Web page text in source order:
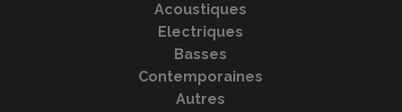
Acoustiques
Electriques
Basses
Contemporaines
Autres